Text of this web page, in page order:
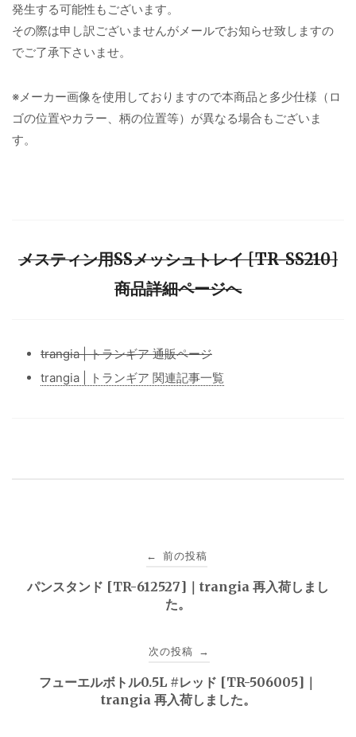
発生する可能性もございます。
その際は申し訳ございませんがメールでお知らせ致しますの
でご了承下さいませ。
※メーカー画像を使用しておりますので本商品と多少仕様（ロ
ゴの位置やカラー、柄の位置等）が異なる場合もございま
す。
メスティン用SSメッシュトレイ [TR-SS210]
商品詳細ページへ
trangia | トランギア 通販ページ
trangia | トランギア 関連記事一覧
← 前の投稿
パンスタンド [TR-612527]｜trangia 再入荷しまし
た。
次の投稿 →
フューエルボトル0.5L #レッド [TR-506005]｜
trangia 再入荷しました。